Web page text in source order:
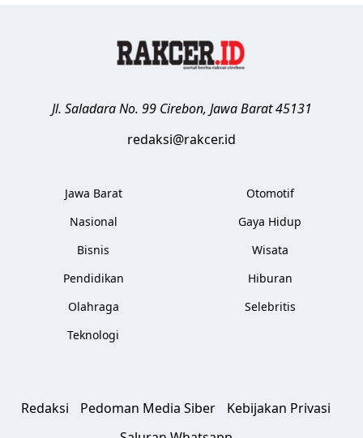
Jl. Saladara No. 99 Cirebon, Jawa Barat 45131
redaksi@rakcer.id
Jawa Barat
Nasional
Bisnis
Pendidikan
Olahraga
Teknologi
Otomotif
Gaya Hidup
Wisata
Hiburan
Selebritis
Redaksi Pedoman Media Siber
Kebijakan Privasi